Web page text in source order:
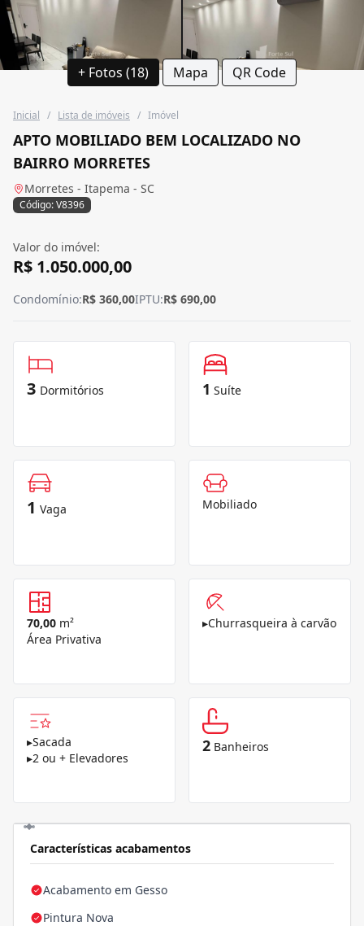
+ Fotos (18) Mapa QR Code
Inicial / Lista de imóveis / Imóvel
APTO MOBILIADO BEM LOCALIZADO NO
BAIRRO MORRETES
Morretes - Itapema - SC
Código: V8396
Valor do imóvel:
R$ 1.050.000,00
Condomínio:R$ 360,00IPTU:R$ 690,00
3 Dormitórios 1 Suíte
1 Vaga Mobiliado
70,00 m²
Área Privativa
▸Churrasqueira à carvão
▸Sacada
▸2 ou + Elevadores
2 Banheiros
Características acabamentos
Acabamento em Gesso
Pintura Nova